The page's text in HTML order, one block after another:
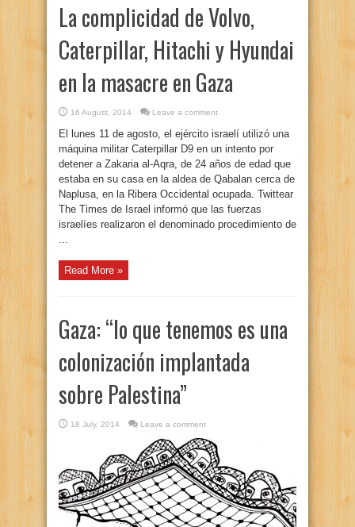
La complicidad de Volvo,
Caterpillar, Hitachi y Hyundai
en la masacre en Gaza
16 August, 2014 Leave a comment
El lunes 11 de agosto, el ejército israelí utilizó una
máquina militar Caterpillar D9 en un intento por
detener a Zakaria al-Aqra, de 24 años de edad que
estaba en su casa en la aldea de Qabalan cerca de
Naplusa, en la Ribera Occidental ocupada. Twittear
The Times de Israel informó que las fuerzas
israelíes realizaron el denominado procedimiento de
...
Read More »
Gaza: “lo que tenemos es una
colonización implantada
sobre Palestina”
18 July, 2014 Leave a comment